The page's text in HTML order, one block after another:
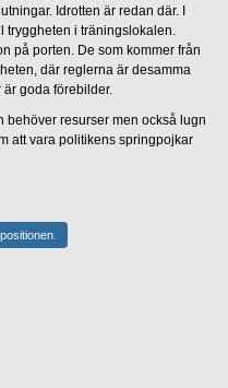
Idrotten är redan där. I
i träningslokalen.
på porten. De som kommer från
där reglerna är desamma
goda förebilder.
behöver resurser men också lugn
att vara politikens springpojkar